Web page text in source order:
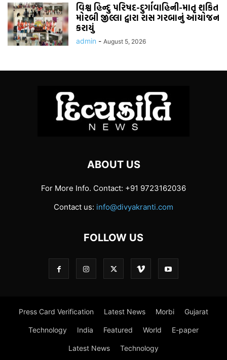
વિશ્વ હિન્દુ પરિષદ-દુર્ગાવાહિની-માતૃ શકિત
મોરબી જીલ્લા દ્વારા રાસ ગરબાનું આયોજન
કરાયું
admin - August 5, 2026
ABOUT US
For More Info. Contact: +91 9723162036
Contact us: info@divyakranti.com
FOLLOW US
Press Card Verification Latest News Morbi Gujarat
Technology India Featured World E-paper
Latest News Technology